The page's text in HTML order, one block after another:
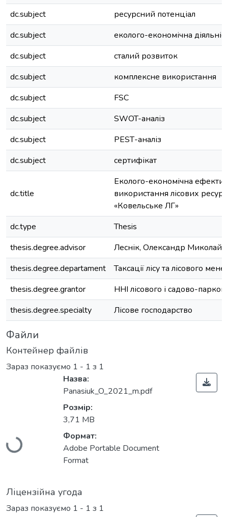
dc.subject
ресурсний потенціал
dc.subject
еколого-економічна
dc.subject
сталий розвиток
dc.subject
комплексне використання
dc.subject
FSC
dc.subject
SWOT-аналіз
dc.subject
РЕSТ-аналіз
dc.subject
сертифікат
dc.title
Еколого-економічна
використання лісових
«Ковельське ЛГ»
dc.type
Thesis
thesis.degree.advisor
Леснік, Олександр
thesis.degree.departament
Таксації лісу та лісового
thesis.degree.grantor
ННІ лісового і садово-
thesis.degree.specialty
Лісове господарство
Файли
Контейнер файлів
Зараз показуємо 1 - 1 з 1
Вантажиться...
Назва:
Panasiuk_O_2021_m.pdf
Розмір:
3,71 MB
Формат:
Adobe Portable Document
Format
Ліцензійна угода
Зараз показуємо 1 - 1 з 1